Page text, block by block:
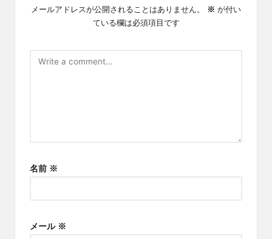
メールアドレスが公開されることはありません。 ※ が付い
ている欄は必須項目です
名前 ※
メール ※